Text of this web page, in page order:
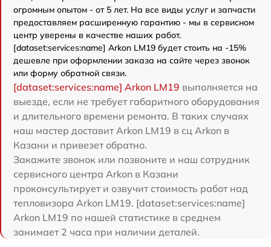
огромным опытом - от 5 лет. На все виды услуг и запчасти
предоставляем расширенную гарантию - мы в сервисном
центр уверены в качестве наших работ.
[dataset:services:name] Arkon LM19 будет стоить на -15%
дешевле при оформлении заказа на сайте через звонок
или форму обратной связи.
[dataset:services:name] Arkon LM19 выполняется на
выезде, если не требует габаритного оборудования
и длительного времени ремонта. В таких случаях
наш мастер доставит Arkon LM19 в сц Arkon в
Казани и привезет обратно.
Закажите звонок или позвоните и наш сотрудник
сервисного центра Arkon в Казани
проконсультирует и озвучит стоимость работ над
тепловизора Arkon LM19. [dataset:services:name]
Arkon LM19 по нашей статистике в среднем
занимает 2 часа при наличии деталей.